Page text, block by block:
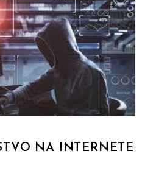
NA INTERNETE